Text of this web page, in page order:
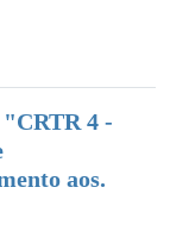
"CRTR 4 -
aos.